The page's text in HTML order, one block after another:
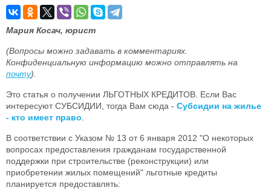
Мария Косач, юрист
(Вопросы можно задавать в комментариях.
Конфиденциальную информацию можно отправлять на
почту).
Это статья о получении ЛЬГОТНЫХ КРЕДИТОВ. Если Вас
интересуют СУБСИДИИ, тогда Вам сюда - Субсидии на жилье
- кто имеет право
В соответствии с Указом № 13 от 6 января 2012 "О некоторых
вопросах предоставления гражданам государственной
поддержки при строительстве (реконструкции) или
приобретении жилых помещений" льготные кредиты
планируется предоставлять: